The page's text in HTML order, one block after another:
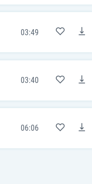
03:49
03:40
06:06